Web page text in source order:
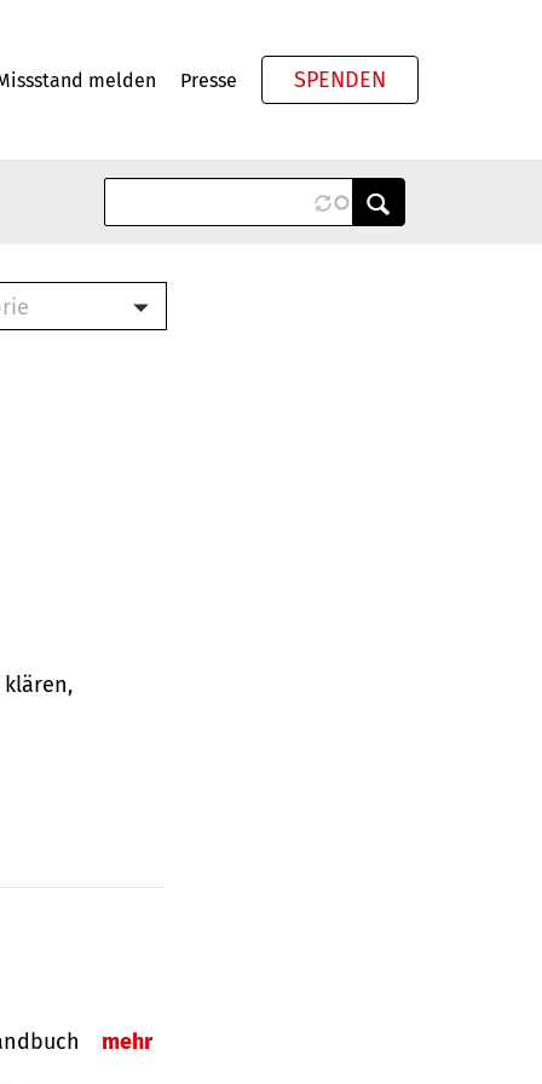
melden Presse SPENDEN
(RTF)
(PDF)
klären,
mehr